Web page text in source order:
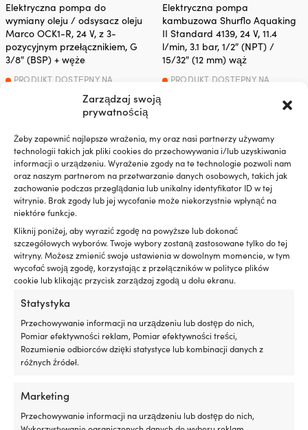
Zarządzaj swoją
prywatnością
Żeby zapewnić najlepsze wrażenia, my oraz nasi partnerzy używamy
technologii takich jak pliki cookies do przechowywania i/lub uzyskiwania
informacji o urządzeniu. Wyrażenie zgody na te technologie pozwoli nam
oraz naszym partnerom na przetwarzanie danych osobowych, takich jak
zachowanie podczas przeglądania lub unikalny identyfikator ID w tej
witrynie. Brak zgody lub jej wycofanie może niekorzystnie wpłynąć na
niektóre funkcje.
Kliknij poniżej, aby wyrazić zgodę na powyższe lub dokonać
szczegółowych wyborów. Twoje wybory zostaną zastosowane tylko do tej
witryny. Możesz zmienić swoje ustawienia w dowolnym momencie, w tym
wycofać swoją zgodę, korzystając z przełączników w polityce plików
cookie lub klikając przycisk zarządzaj zgodą u dołu ekranu.
Statystyka
Przechowywanie informacji na urządzeniu lub dostęp do nich,
Pomiar efektywności reklam, Pomiar efektywności treści,
Rozumienie odbiorców dzięki statystyce lub kombinacji danych z
różnych źródeł.
Marketing
Przechowywanie informacji na urządzeniu lub dostęp do nich,
Elektryczna pompa do
wymiany oleju / odsysacz oleju
Marco OCK1-R, 24 V, z 3-
pozycyjnym przełącznikiem, G
3/8″ (BSP) + węże
PRODUKT DOSTĘPNY NA
Elektryczna pompa
kambuzowa Shurflo Aquaking
II Standard 4139, 24 V, 11.4
l/min, 3.1 bar, 1/2″ (NPT) /
15/32″ (12 mm) wąż
PRODUKT DOSTĘPNY NA
Elektryczna pompa
1100, 24 V, 16 l/min, 3/4 (19 mm)
wąż
239,99 €
VAT wlicz.
PRODUKT DOSTĘPNY NA
V/24 V, 26 l/min, G 1/2 (BSP) /
5/8 (16 mm) wąż
wynosiła:
889,99 €.